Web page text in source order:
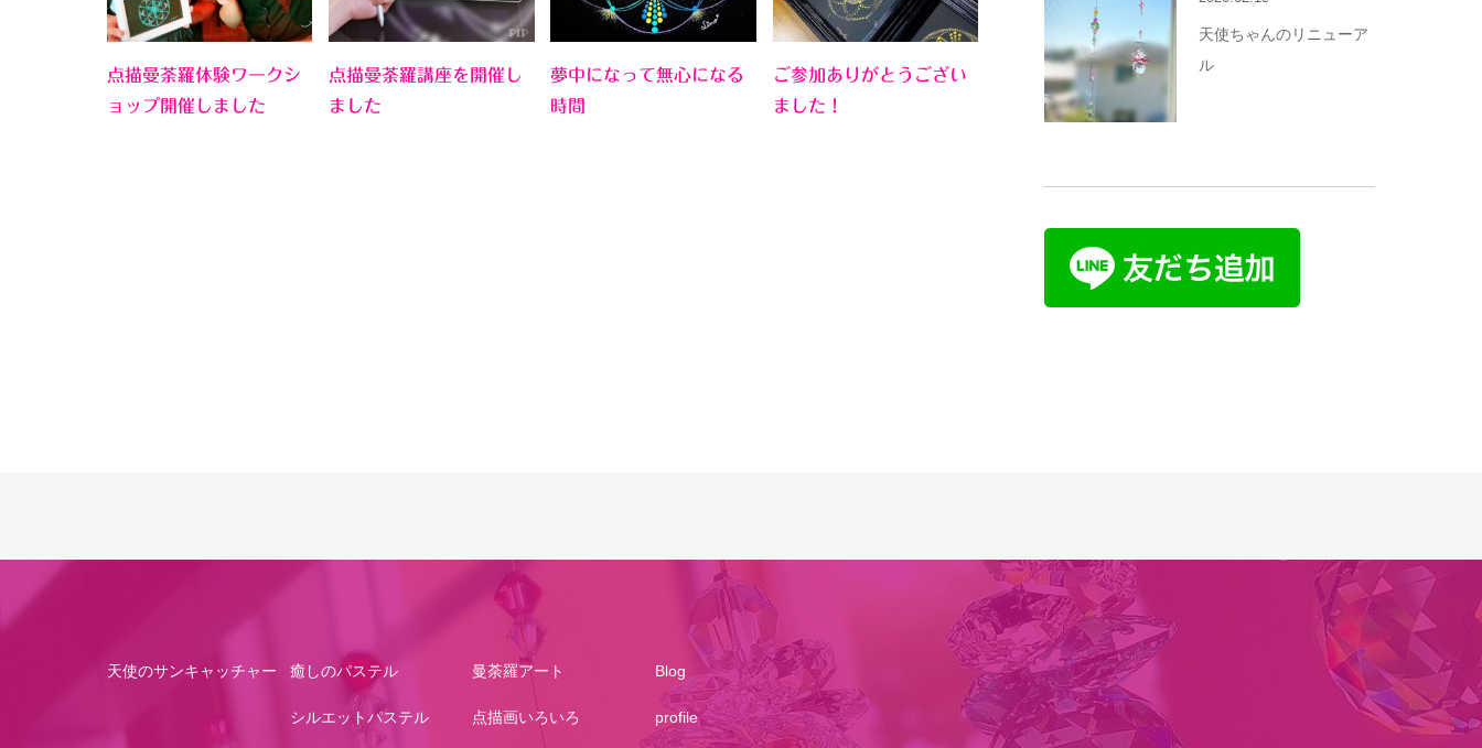
点描曼荼羅体験ワークシ
ョップ開催しました
点描曼荼羅講座を開催し
ました
夢中になって無心になる
時間
ご参加ありがとうござい
ました！
天使ちゃんのリニューア
ル
天使のサンキャッチャー 癒しのパステル
シルエットパステル
曼荼羅アート
点描画いろいろ
Blog
profile